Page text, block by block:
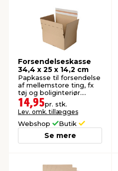
Forsendelseskasse
34,4 x 25 x 14,2 cm
Papkasse til forsendelse
af mellemstore ting, fx
tøj og boliginteriør.
FSC®-mærket.
14,95pr. stk.
Lev. omk. tillægges
Webshop Butik
Se mere